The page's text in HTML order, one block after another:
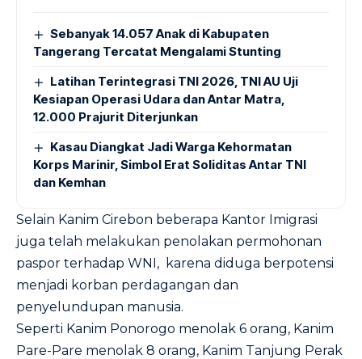
Sebanyak 14.057 Anak di Kabupaten
Tangerang Tercatat Mengalami Stunting
Latihan Terintegrasi TNI 2026, TNI AU Uji
Kesiapan Operasi Udara dan Antar Matra,
12.000 Prajurit Diterjunkan
Kasau Diangkat Jadi Warga Kehormatan
Korps Marinir, Simbol Erat Soliditas Antar TNI
dan Kemhan
Selain Kanim Cirebon beberapa Kantor Imigrasi
juga telah melakukan penolakan permohonan
paspor terhadap WNI, karena diduga berpotensi
menjadi korban perdagangan dan
penyelundupan manusia.
Seperti Kanim Ponorogo menolak 6 orang, Kanim
Pare-Pare menolak 8 orang, Kanim Tanjung Perak